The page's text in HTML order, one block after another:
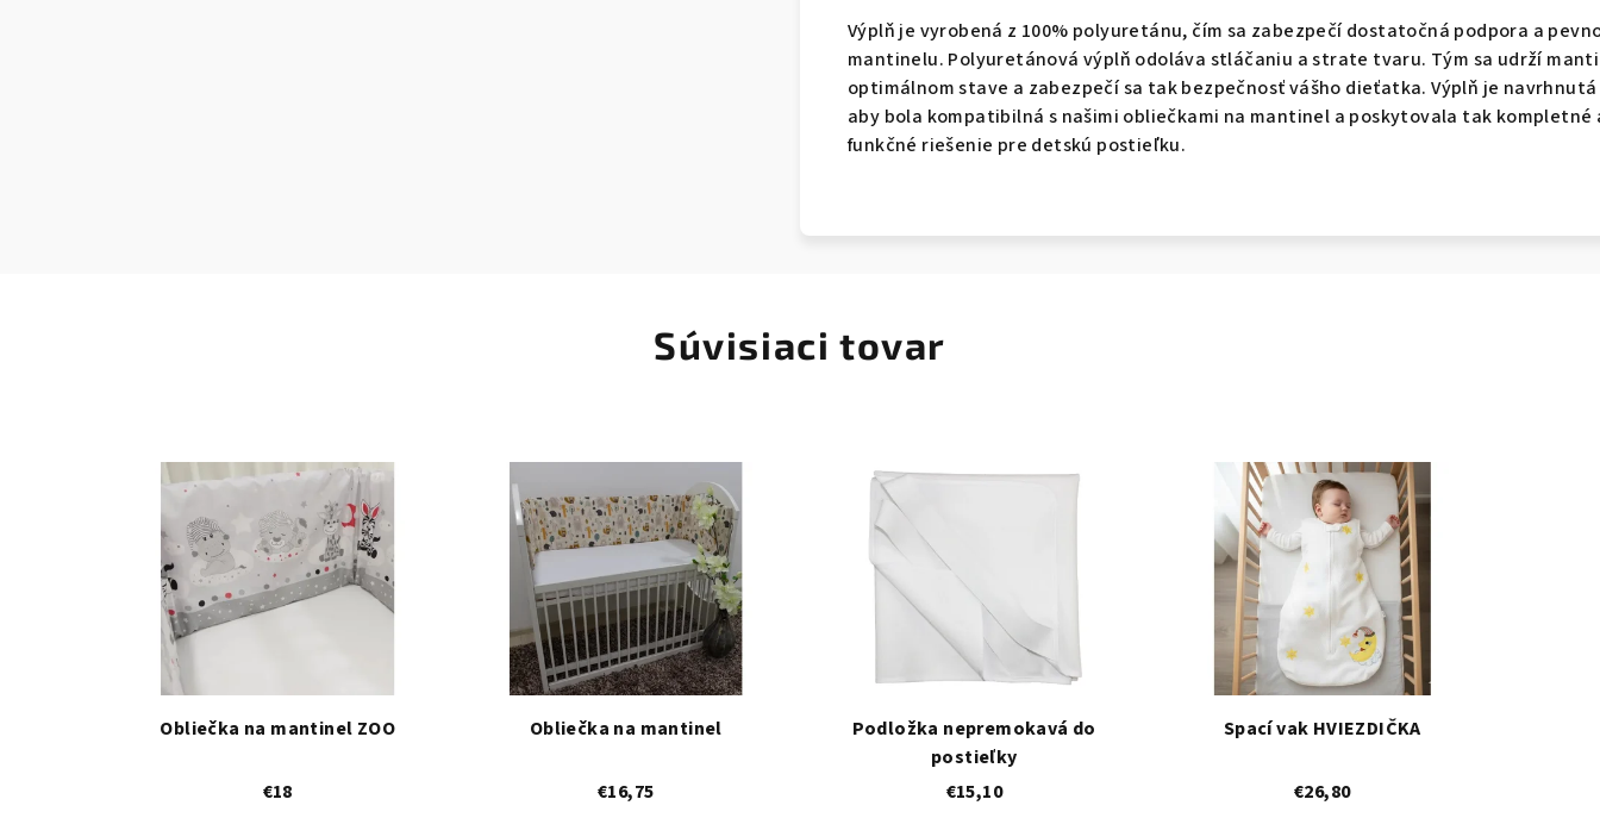
Výplň je vyrobená z 100% polyuretánu, čím sa zabezpečí dostatočná podpora a
mantinelu. Polyuretánová výplň odoláva stláčaniu a strate tvaru. Tým sa udrží
optimálnom stave a zabezpečí sa tak bezpečnosť vášho dieťatka. Výplň je
aby bola kompatibilná s našimi obliečkami na mantinel a poskytovala tak kompletné
funkčné riešenie pre detskú postieľku.
Súvisiaci tovar
Obliečka na mantinel ZOO
€18
Obliečka na mantinel
€16,75
Podložka nepremokavá do
postieľky
€15,10
Spací vak HVIEZDIČKA
€26,80